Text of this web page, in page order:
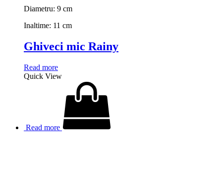
Diametru: 9 cm
Inaltime: 11 cm
Ghiveci mic Rainy
Read more
Quick View
Read more